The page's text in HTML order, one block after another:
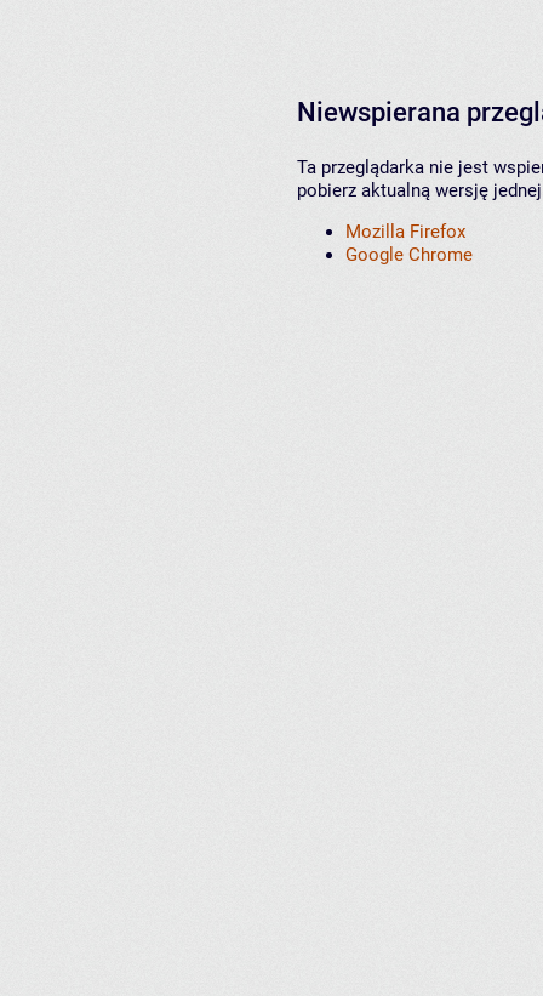
Niewspierana
Ta przeglądarka nie jest
pobierz aktualną wersję
Mozilla Firefox
Google Chrome